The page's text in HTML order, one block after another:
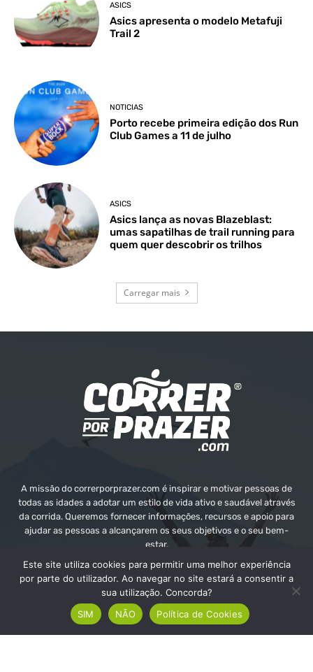
ASICS
Asics apresenta o modelo Metafuji
Trail 2
NOTICIAS
Porto recebe primeira edição dos Run
Club Games a 11 de julho
ASICS
Asics lança as novas Blazeblast:
umas sapatilhas de trail running para
quem quer descobrir os trilhos
Carregar mais
A missão do correrporprazer.com é inspirar e motivar pessoas de
todas as idades a adotar um estilo de vida ativo e saudável através
da corrida. Queremos fornecer informações, recursos e apoio para
ajudar as pessoas a alcançarem os seus objetivos e o seu bem-
estar.
Contate-nos:info@correrporprazer.com
Este site utiliza cookies para permitir uma melhor experiência
por parte do utilizador. Ao navegar no site estará a consentir a
sua utilização. Concorda?
SIM
NÃO Política de Cookies